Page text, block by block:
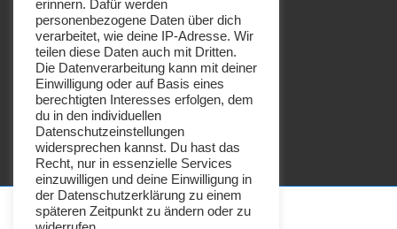
Footer-
Menü
Impressum Datenschutz
Copyright © 2026 Imkerei Honigbrötchen
Responsive-Theme
erinnern. Dafür werden
personenbezogene Daten über dich
verarbeitet, wie deine IP-Adresse. Wir
teilen diese Daten auch mit Dritten.
Die Datenverarbeitung kann mit deiner
Einwilligung oder auf Basis eines
berechtigten Interesses erfolgen, dem
du in den individuellen
Datenschutzeinstellungen
widersprechen kannst. Du hast das
Recht, nur in essenzielle Services
einzuwilligen und deine Einwilligung in
der Datenschutzerklärung zu einem
späteren Zeitpunkt zu ändern oder zu